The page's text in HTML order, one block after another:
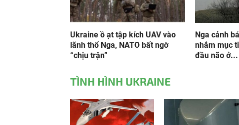
Ukraine ồ ạt tập kích UAV vào
lãnh thổ Nga, NATO bất ngờ
“chịu trận”
Nga cảnh
nhắm mục
đầu não ở...
TÌNH HÌNH UKRAINE